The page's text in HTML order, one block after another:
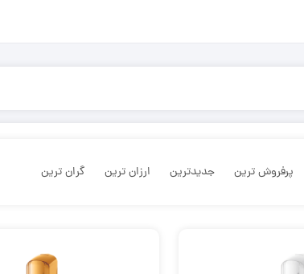
پرفروش ترین جدیدترین ارزان ترین گران ترین